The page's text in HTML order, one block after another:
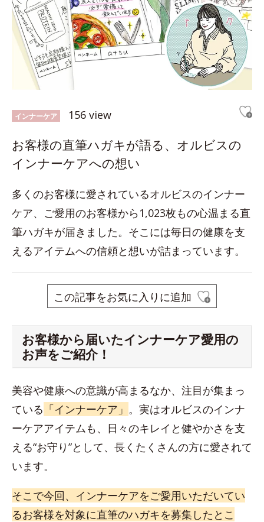
インナーケア 156 view
お客様の直筆ハガキが語る、オルビスの
インナーケアへの想い
多くのお客様に愛されているオルビスのインナー
ケア、ご愛用のお客様から1,023枚もの心温まる直
筆ハガキが届きました。そこには毎日の健康を支
えるアイテムへの信頼と想いが詰まっています。
この記事をお気に入りに追加
お客様から届いたインナーケア愛用の
お声をご紹介！
美容や健康への意識が高まるなか、注目が集まっ
ている 「インナーケア」 。実はオルビスのインナ
ーケアアイテムも、日々のキレイと健やかさを支
える“お守り”として、長くたくさんの方に愛されて
います。
そこで今回、インナーケアをご愛用いただいてい
るお客様を対象に直筆のハガキを募集したとこ